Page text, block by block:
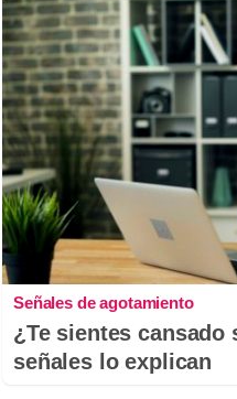
Señales de agotamiento
¿Te sientes cansado
señales lo explican